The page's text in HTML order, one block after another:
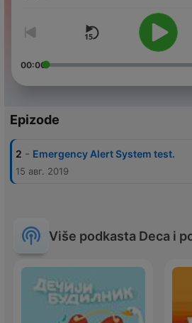
00:00
Epizode
2 - Emergency Alert System test.
15 авг. 2019
Više podkasta Deca i